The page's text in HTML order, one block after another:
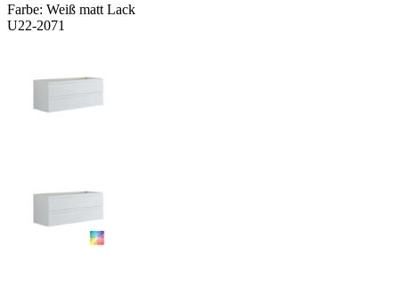
Farbe: Weiß matt Lack
U22-2071